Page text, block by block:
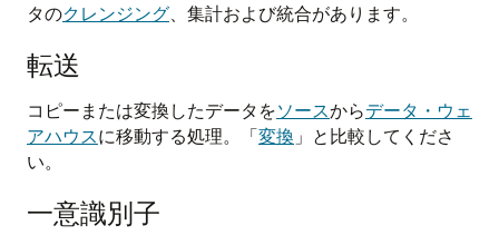
タのクレンジング 、集計および統合があります。
転送
コピーまたは変換したデータをソースからデータ・ウェ
アハウスに移動する処理。「変換 」と比較してくださ
い。
一意識別子